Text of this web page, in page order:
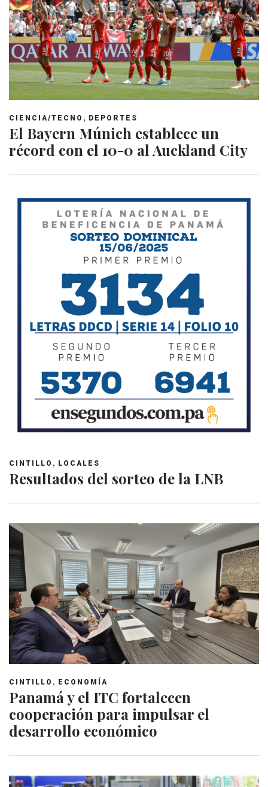
CIENCIA/TECNO , DEPORTES
El Bayern Múnich establece un
récord con el 10-0 al Auckland City
CINTILLO , LOCALES
Resultados del sorteo de la LNB
CINTILLO , ECONOMÍA
Panamá y el ITC fortalecen
cooperación para impulsar el
desarrollo económico